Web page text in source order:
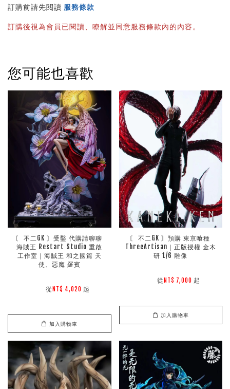
訂購前請先閱讀 服務條款
訂購後視為會員已閱讀、瞭解並同意服務條款內的內容。
您可能也喜歡
〘 不二GK 〙受鑿 代購請聊聊
海賊王 Restart Studio 重啟
工作室｜海賊王 和之國篇 天
使、惡魔 羅賓
        從
NT$ 4,020 起
加入購物車
〘 不二GK 〙預購 東京喰種
ThreeArtisan｜正版授權 金木
研 1/6 雕像
        從
NT$ 7,000 起
加入購物車